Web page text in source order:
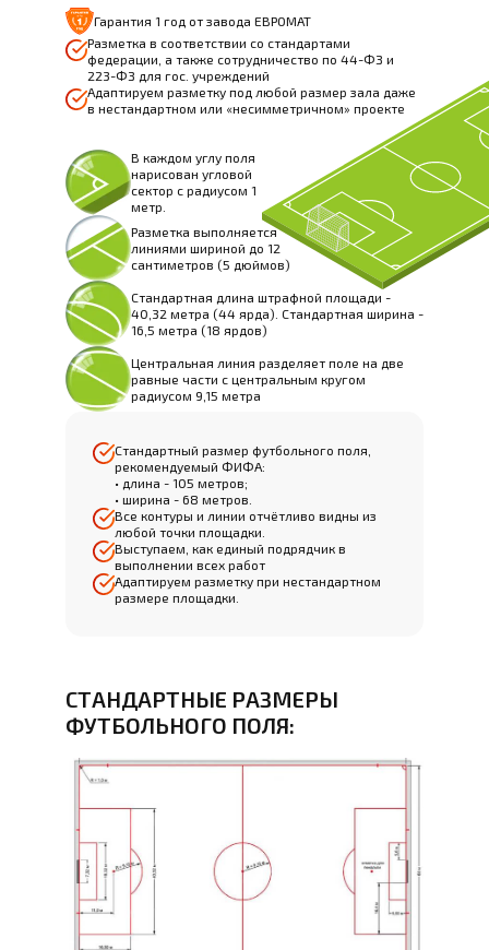
Разметка в соответствии со стандартами
федерации, а также сотрудничество по 44-ФЗ и
223-ФЗ для гос. учреждений
Гарантия 1 год от завода ЕВРОМАТ
Адаптируем разметку под любой размер зала даже
в нестандартном или «несимметричном» проекте
В каждом углу поля
нарисован угловой
сектор с радиусом 1
метр.
Разметка выполняется
линиями шириной до 12
сантиметров (5 дюймов)
Стандартная длина штрафной площади -
40,32 метра (44 ярда). Стандартная ширина -
16,5 метра (18 ярдов)
Центральная линия разделяет поле на две
равные части с центральным кругом
радиусом 9,15 метра
Стандартный размер футбольного поля,
рекомендуемый ФИФА:
• длина - 105 метров;
• ширина - 68 метров.
Все контуры и линии отчётливо видны из
любой точки площадки.
Выступаем, как единый подрядчик в
выполнении всех работ
Адаптируем разметку при нестандартном
размере площадки.
СТАНДАРТНЫЕ РАЗМЕРЫ
ФУТБОЛЬНОГО ПОЛЯ: